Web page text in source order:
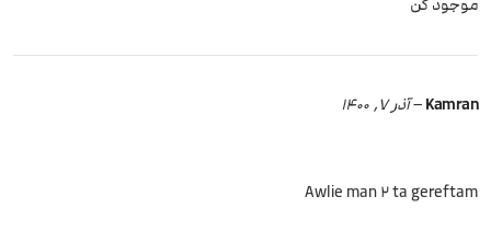
موجود کن
Kamran
–آذر 7, 1400
Awlie man 2 ta gereftam